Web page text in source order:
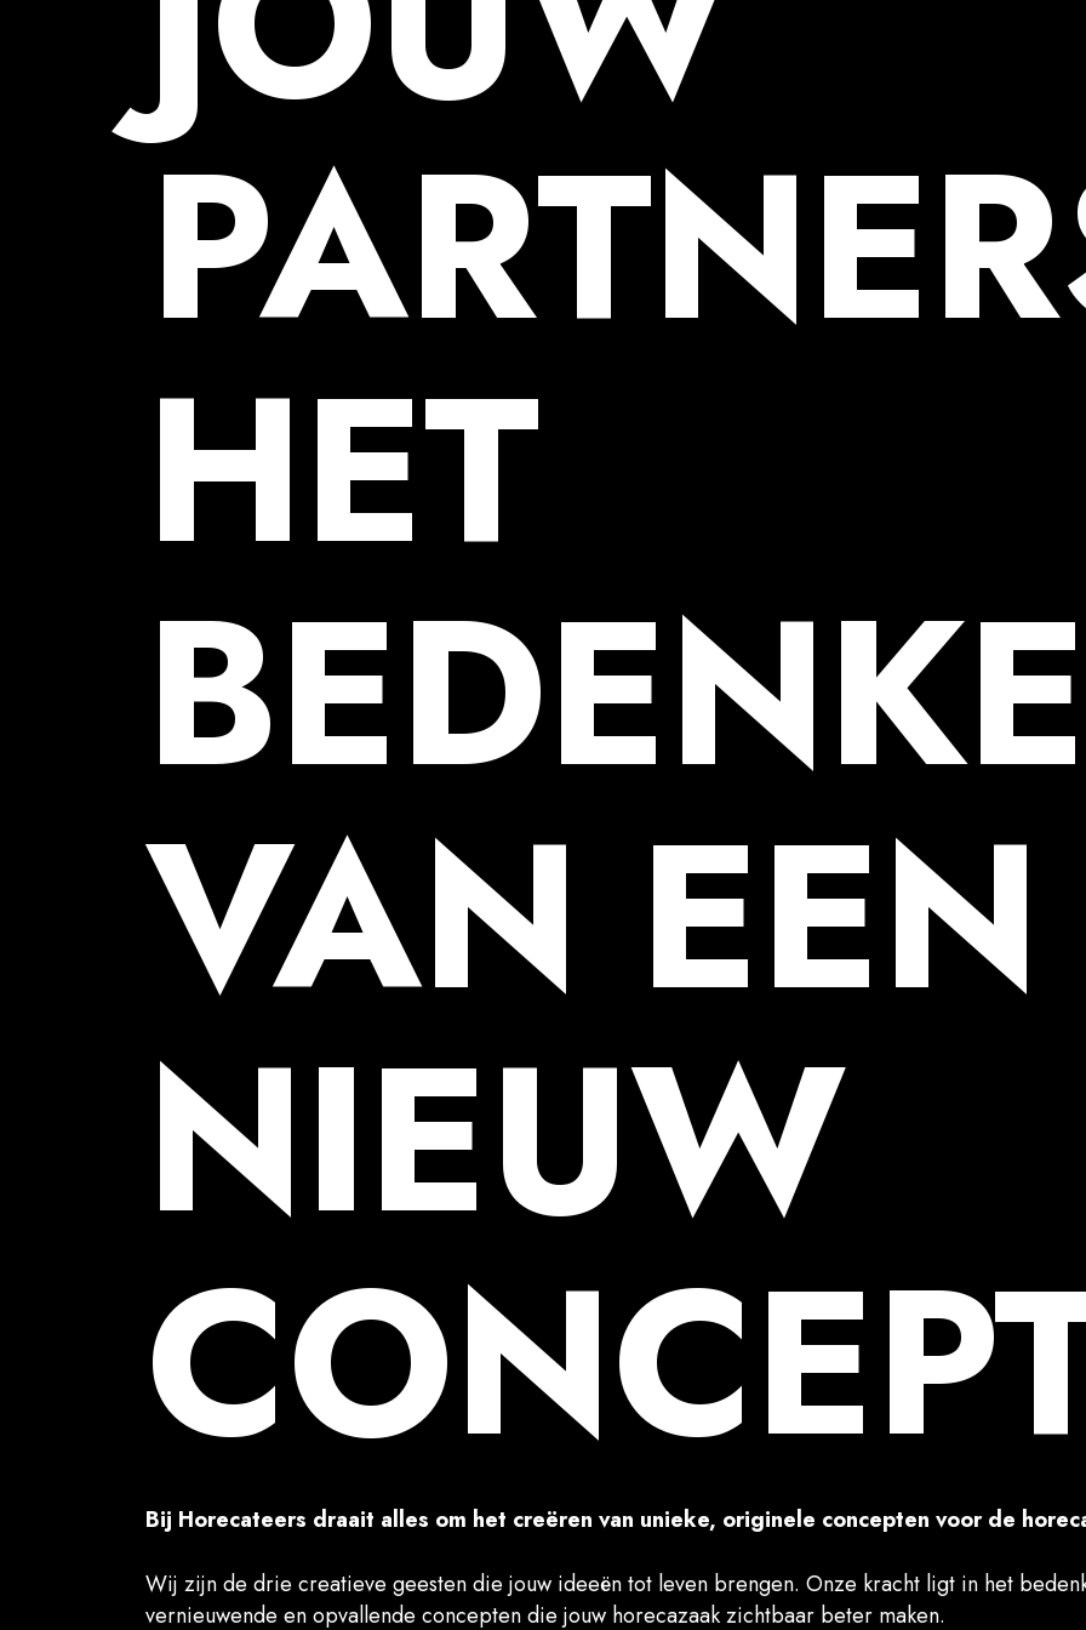
HET
VAN EEN
NIEUW
Bij Horecateers draait alles om het creëren van unieke, originele concepten voor de
Wij zijn de drie creatieve geesten die jouw ideeën tot leven brengen. Onze kracht ligt in het
vernieuwende en opvallende concepten die jouw horecazaak zichtbaar beter maken.